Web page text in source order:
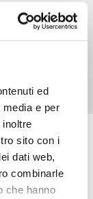
ed
e per
sito con i
dati web,
combinarle
che hanno